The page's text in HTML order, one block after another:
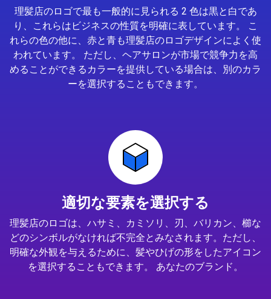
理髪店のロゴで最も一般的に見られる 2 色は黒と白であ
り、これらはビジネスの性質を明確に表しています。 こ
れらの色の他に、赤と青も理髪店のロゴデザインによく使
われています。 ただし、ヘアサロンが市場で競争力を高
めることができるカラーを提供している場合は、別のカラ
ーを選択することもできます。
適切な要素を選択する
理髪店のロゴは、ハサミ、カミソリ、刃、バリカン、櫛な
どのシンボルがなければ不完全とみなされます。ただし、
明確な外観を与えるために、髪やひげの形をしたアイコン
を選択することもできます。 あなたのブランド。